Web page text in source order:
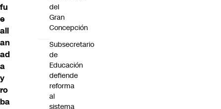
fu
e
all
an
ad
a
y
ro
ba
del
Gran
Concepción
Subsecretario
de
Educación
defiende
reforma
al
sistema